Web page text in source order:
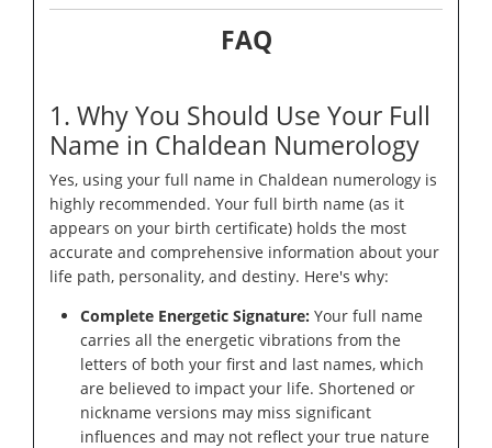
FAQ
1. Why You Should Use Your Full
Name in Chaldean Numerology
Yes, using your full name in Chaldean numerology is
highly recommended. Your full birth name (as it
appears on your birth certificate) holds the most
accurate and comprehensive information about your
life path, personality, and destiny. Here's why:
Complete Energetic Signature: Your full name
carries all the energetic vibrations from the
letters of both your first and last names, which
are believed to impact your life. Shortened or
nickname versions may miss significant
influences and may not reflect your true nature